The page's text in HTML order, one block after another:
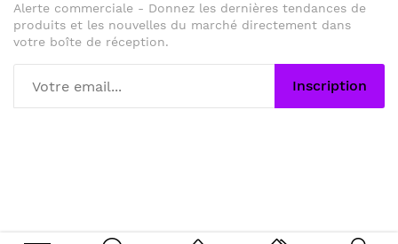
Alerte commerciale - Donnez les dernières tendances de
produits et les nouvelles du marché directement dans
votre boîte de réception.
Inscription